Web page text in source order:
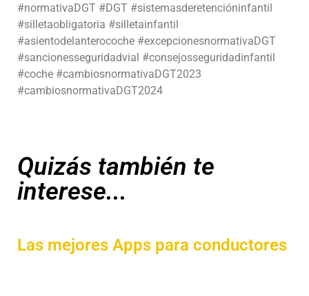
#normativaDGT #DGT #sistemasderetencióninfantil
#silletaobligatoria #silletainfantil
#asientodelanterocoche #excepcionesnormativaDGT
#sancionesseguridadvial #consejosseguridadinfantil
#coche #cambiosnormativaDGT2023
#cambiosnormativaDGT2024
Quizás también te
interese...
Las mejores Apps para conductores